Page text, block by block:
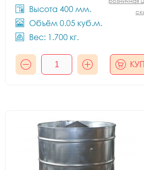
Высота 400 мм.
Объём 0.05 куб.м.
Вес: 1.700 кг.